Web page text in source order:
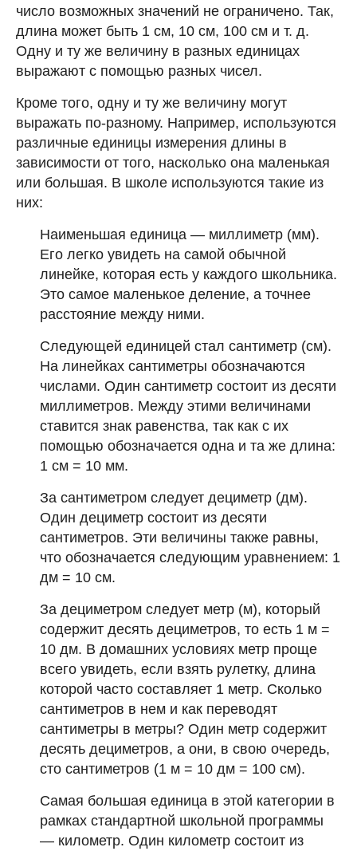
число возможных значений не ограничено. Так,
длина может быть 1 см, 10 см, 100 см и т. д.
Одну и ту же величину в разных единицах
выражают с помощью разных чисел.
Кроме того, одну и ту же величину могут
выражать по-разному. Например, используются
различные единицы измерения длины в
зависимости от того, насколько она маленькая
или большая. В школе используются такие из
них:
Наименьшая единица — миллиметр (мм).
Его легко увидеть на самой обычной
линейке, которая есть у каждого школьника.
Это самое маленькое деление, а точнее
расстояние между ними.
Следующей единицей стал сантиметр (см).
На линейках сантиметры обозначаются
числами. Один сантиметр состоит из десяти
миллиметров. Между этими величинами
ставится знак равенства, так как с их
помощью обозначается одна и та же длина:
1 см = 10 мм.
За сантиметром следует дециметр (дм).
Один дециметр состоит из десяти
сантиметров. Эти величины также равны,
что обозначается следующим уравнением: 1
дм = 10 см.
За дециметром следует метр (м), который
содержит десять дециметров, то есть 1 м =
10 дм. В домашних условиях метр проще
всего увидеть, если взять рулетку, длина
которой часто составляет 1 метр. Сколько
сантиметров в нем и как переводят
сантиметры в метры? Один метр содержит
десять дециметров, а они, в свою очередь,
сто сантиметров (1 м = 10 дм = 100 см).
Самая большая единица в этой категории в
рамках стандартной школьной программы
— километр. Один километр состоит из